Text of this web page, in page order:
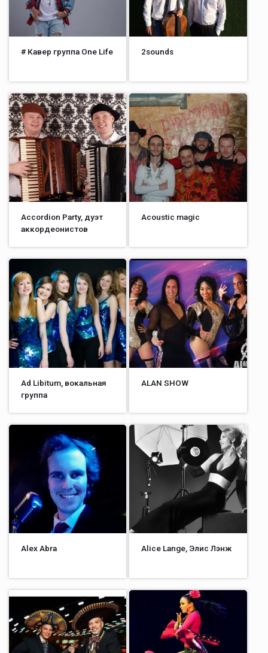
# Кавер группа One Life 2sounds
Accordion Party, дуэт
аккордеонистов
Acoustic magic
Ad Libitum, вокальная
группа
ALAN SHOW
Alex Abra Alice Lange, Элис Лэнж